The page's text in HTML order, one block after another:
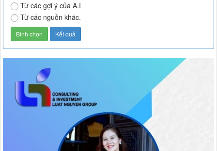
Từ các gợi ý của A.I
Từ các nguồn khác.